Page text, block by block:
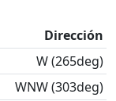
Dirección
W (265deg)
WNW (303deg)